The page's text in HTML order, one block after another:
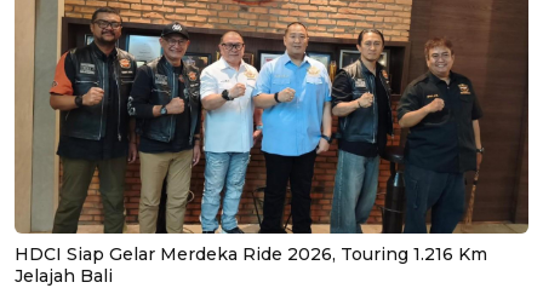
HDCI Siap Gelar Merdeka Ride 2026, Touring 1.216 Km
Jelajah Bali